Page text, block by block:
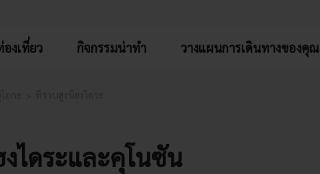
งเที่ยว กิจกรรมน่าทำ วางแผนการเดินทางของคุณ
ไดระและคุโนซัน